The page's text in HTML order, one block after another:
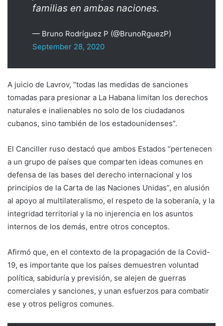
familias en ambas naciones.
— Bruno Rodríguez P (@BrunoRguezP)
September 28, 2020
A juicio de Lavrov, “todas las medidas de sanciones
tomadas para presionar a La Habana limitan los derechos
naturales e inalienables no solo de los ciudadanos
cubanos, sino también de los estadounidenses”.
El Canciller ruso destacó que ambos Estados “pertenecen
a un grupo de países que comparten ideas comunes en
defensa de las bases del derecho internacional y los
principios de la Carta de las Naciones Unidas”, en alusión
al apoyo al multilateralismo, el respeto de la soberanía, y la
integridad territorial y la no injerencia en los asuntos
internos de los demás, entre otros conceptos.
Afirmó que, en el contexto de la propagación de la Covid-
19, es importante que los países demuestren voluntad
política, sabiduría y previsión, se alejen de guerras
comerciales y sanciones, y unan esfuerzos para combatir
ese y otros peligros comunes.